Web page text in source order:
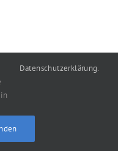
Datenschutzerklärung.